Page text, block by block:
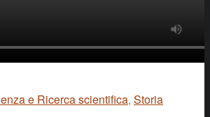
e Ricerca scientifica, Storia